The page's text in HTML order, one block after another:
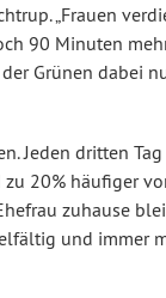
„Frauen
90 Minuten
Grünen dabei
Jeden dritten
20% häufiger
zuhause
und immer